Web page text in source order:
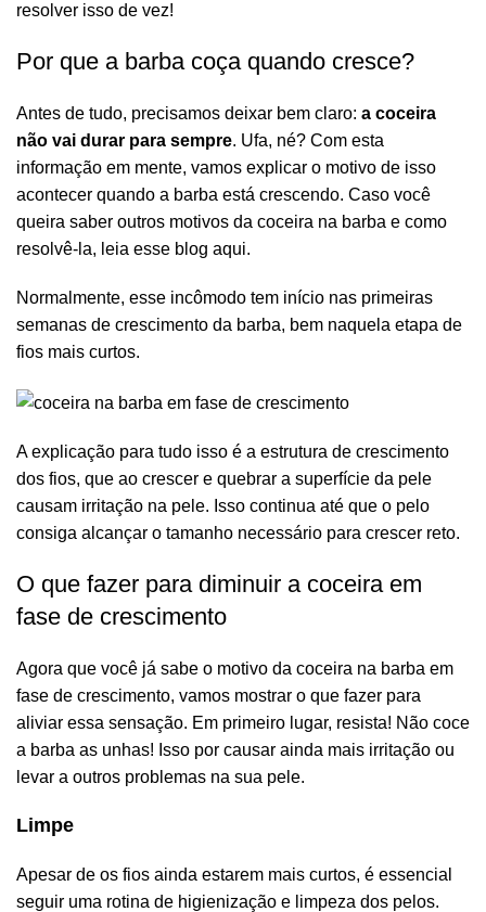
resolver isso de vez!
Por que a barba coça quando cresce?
Antes de tudo, precisamos deixar bem claro: a coceira
não vai durar para sempre. Ufa, né? Com esta
informação em mente, vamos explicar o motivo de isso
acontecer quando a barba está crescendo. Caso você
queira saber outros motivos da coceira na barba e como
resolvê-la, leia esse blog aqui.
Normalmente, esse incômodo tem início nas primeiras
semanas de crescimento da barba, bem naquela etapa de
fios mais curtos.
A explicação para tudo isso é a estrutura de crescimento
dos fios, que ao crescer e quebrar a superfície da pele
causam irritação na pele. Isso continua até que o pelo
consiga alcançar o tamanho necessário para crescer reto.
O que fazer para diminuir a coceira em
fase de crescimento
Agora que você já sabe o motivo da coceira na barba em
fase de crescimento, vamos mostrar o que fazer para
aliviar essa sensação. Em primeiro lugar, resista! Não coce
a barba as unhas! Isso por causar ainda mais irritação ou
levar a outros problemas na sua pele.
Limpe
Apesar de os fios ainda estarem mais curtos, é essencial
seguir uma rotina de higienização e limpeza dos pelos.
R$144,80R$130,32
R$ 314,60R$ 267,41